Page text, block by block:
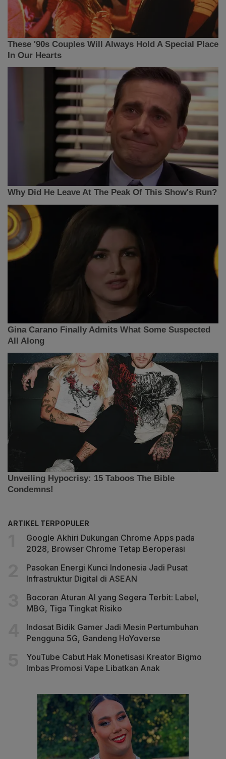
ARTIKEL TERPOPULER
Google Akhiri Dukungan Chrome Apps pada
2028, Browser Chrome Tetap Beroperasi
Pasokan Energi Kunci Indonesia Jadi Pusat
Infrastruktur Digital di ASEAN
Bocoran Aturan AI yang Segera Terbit: Label,
MBG, Tiga Tingkat Risiko
Indosat Bidik Gamer Jadi Mesin Pertumbuhan
Pengguna 5G, Gandeng HoYoverse
YouTube Cabut Hak Monetisasi Kreator Bigmo
Imbas Promosi Vape Libatkan Anak